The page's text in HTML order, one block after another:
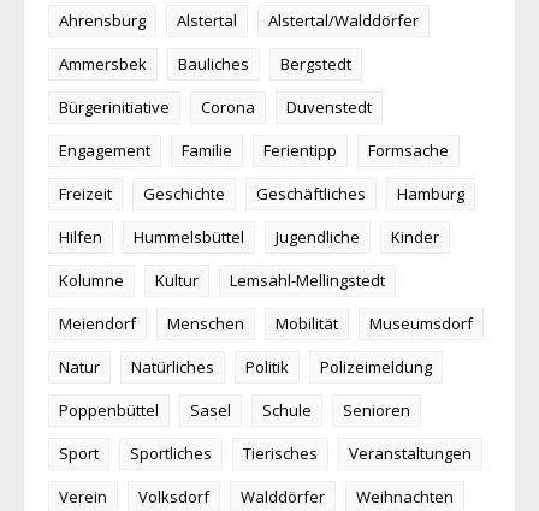
Ahrensburg Alstertal
Alstertal/Walddörfer
Ammersbek
Bauliches
Bergstedt
Bürgerinitiative
Corona
Duvenstedt
Engagement
Familie Ferientipp
Formsache
Freizeit
Geschichte Geschäftliches
Hamburg
Hilfen
Hummelsbüttel Jugendliche
Kinder
Kolumne
Kultur
Lemsahl-Mellingstedt
Meiendorf
Menschen Mobilität
Museumsdorf
Natur
Natürliches Politik
Polizeimeldung
Poppenbüttel
Sasel Schule
Senioren
Sport
Sportliches Tierisches
Veranstaltungen
Verein
Volksdorf Walddörfer
Weihnachten